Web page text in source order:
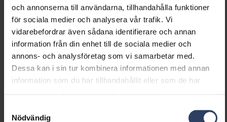
och annonserna till användarna, tillhandahålla funktioner
för sociala medier och analysera vår trafik. Vi
vidarebefordrar även sådana identifierare och annan
information från din enhet till de sociala medier och
annons- och analysföretag som vi samarbetar med.
Dessa kan i sin tur kombinera informationen med annan
information som du har tillhandahållit eller som de har
Nödvändig
Typ av tillbehör/reservdel
Koppling/kontaktdon,
flexibelt
Tillbehör
Ja
Reservdel
Nej
Färg
Vit